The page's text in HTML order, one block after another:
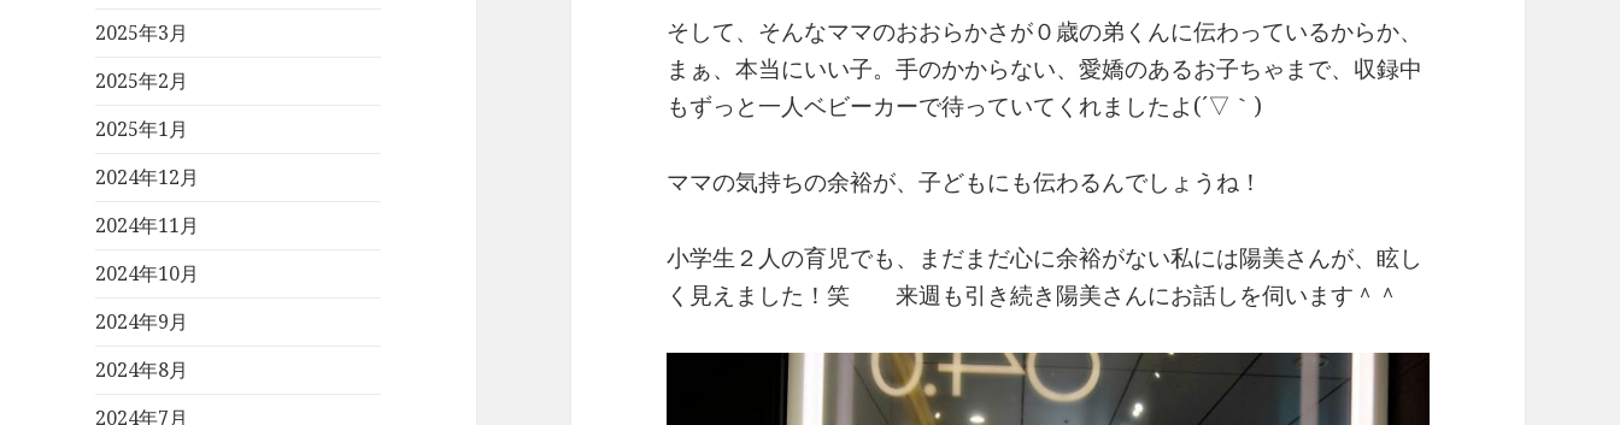
2025年3月
2025年2月
2025年1月
2024年12月
2024年11月
2024年10月
2024年9月
2024年8月
2024年7月
そして、そんなママのおおらかさが０歳の弟くんに伝わっているからか、
まぁ、本当にいい子。手のかからない、愛嬌のあるお子ちゃまで、収録中
もずっと一人ベビーカーで待っていてくれましたよ(´▽｀)
ママの気持ちの余裕が、子どもにも伝わるんでしょうね！
小学生２人の育児でも、まだまだ心に余裕がない私には陽美さんが、眩し
く見えました！笑 来週も引き続き陽美さんにお話しを伺います＾＾